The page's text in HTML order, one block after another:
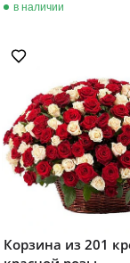
в наличии
Корзина из 201